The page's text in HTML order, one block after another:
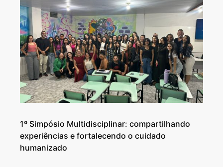
1º Simpósio Multidisciplinar: compartilhando
experiências e fortalecendo o cuidado
humanizado